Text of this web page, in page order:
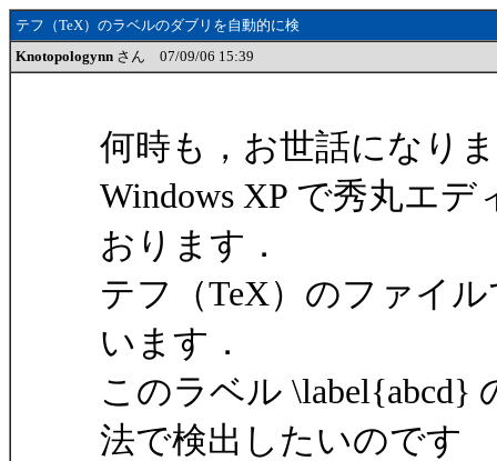
テフ（TeX）のラベルのダブリを自動的に検
Knotopologynn さん 07/09/06 15:39
何時も，お世話になり
Windows XP で秀丸エ
おります．
テフ（TeX）のファイ
います．
このラベル \label{abcd}
法で検出したいのです